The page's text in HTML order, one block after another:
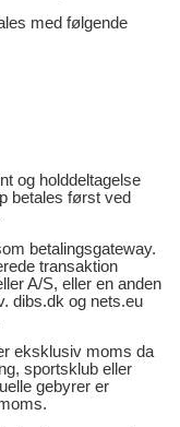
med følgende
og holddeltagelse
betales først ved
betalingsgateway.
transaktion
A/S, eller en anden
dibs.dk og nets.eu
eksklusiv moms da
sportsklub eller
gebyrer er